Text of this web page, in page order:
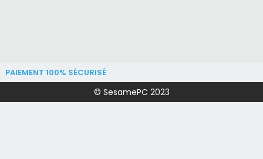
PAIEMENT 100% SÉCURISÉ
© SesamePC 2023